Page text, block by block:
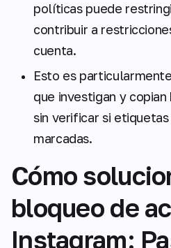
políticas puede
contribuir a
cuenta.
Esto es
que investigan y
sin verificar si
marcadas.
Cómo
bloqueo de
Instagram: